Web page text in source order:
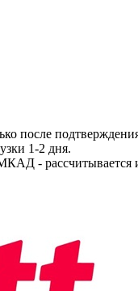
после
1-2 дня.
- рассчитывается